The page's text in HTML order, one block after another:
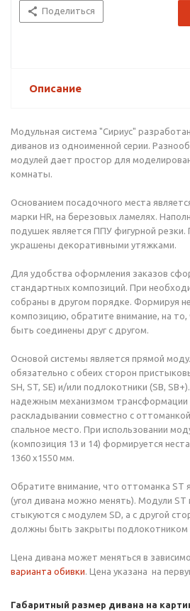
Поделиться
Описание
Модульная система "Сириус"
диванов из одноименной серии.
модулей дает простор для
комнаты.
Основанием посадочного места
марки HR, на березовых ламелях.
подушек является ППУ фигурной
украшены декоративными утяжками.
Для удобства оформления заказов
стандартных композиций. При
собраны в другом порядке. Формируя
композицию, обратите внимание, на то,
быть соединены друг с другом.
Основой системы является прямой
обязательно с обеих сторон
SH, ST, SE) и/или подлокотники (SB,
надежным механизмом трансформации
раскладывании совместно с
спальное место. При использовании
(композиция 13 и 14) формируется
1360 х1550 мм.
Обратите внимание, что оттоманка ST
(угол дивана можно менять). Модули ST
стыкуются с модулем SD, а с другой
должны быть закрыты подлокотником
Цена дивана может меняться в
варианта обивки. Цена указана на
Габаритный размер дивана на